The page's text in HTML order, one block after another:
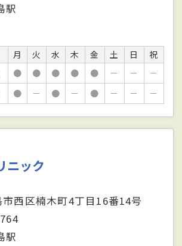
駅
月 火 水 木 金 土 日
祝
● ● ● ● ● － －
－
● － ● － ● － － －
ニック
西区楠木町4丁目16番14号
駅